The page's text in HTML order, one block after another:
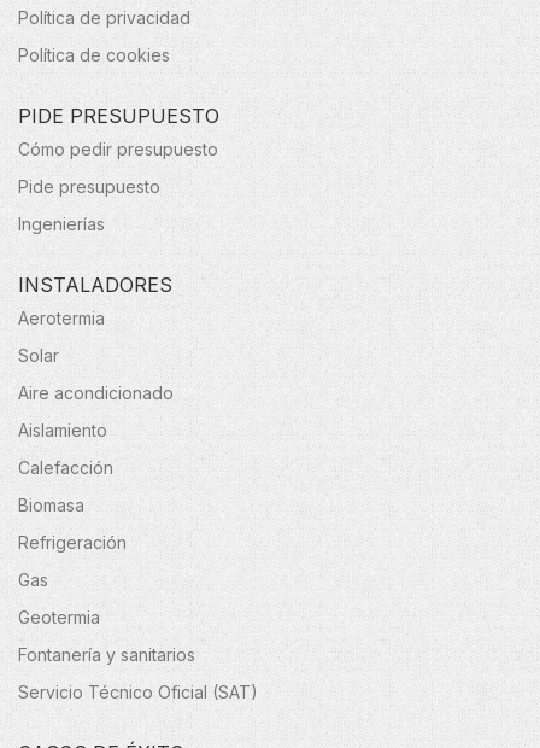
Política de privacidad
Política de cookies
PIDE PRESUPUESTO
Cómo pedir presupuesto
Pide presupuesto
Ingenierías
INSTALADORES
Aerotermia
Solar
Aire acondicionado
Aislamiento
Calefacción
Biomasa
Refrigeración
Gas
Geotermia
Fontanería y sanitarios
Servicio Técnico Oficial (SAT)